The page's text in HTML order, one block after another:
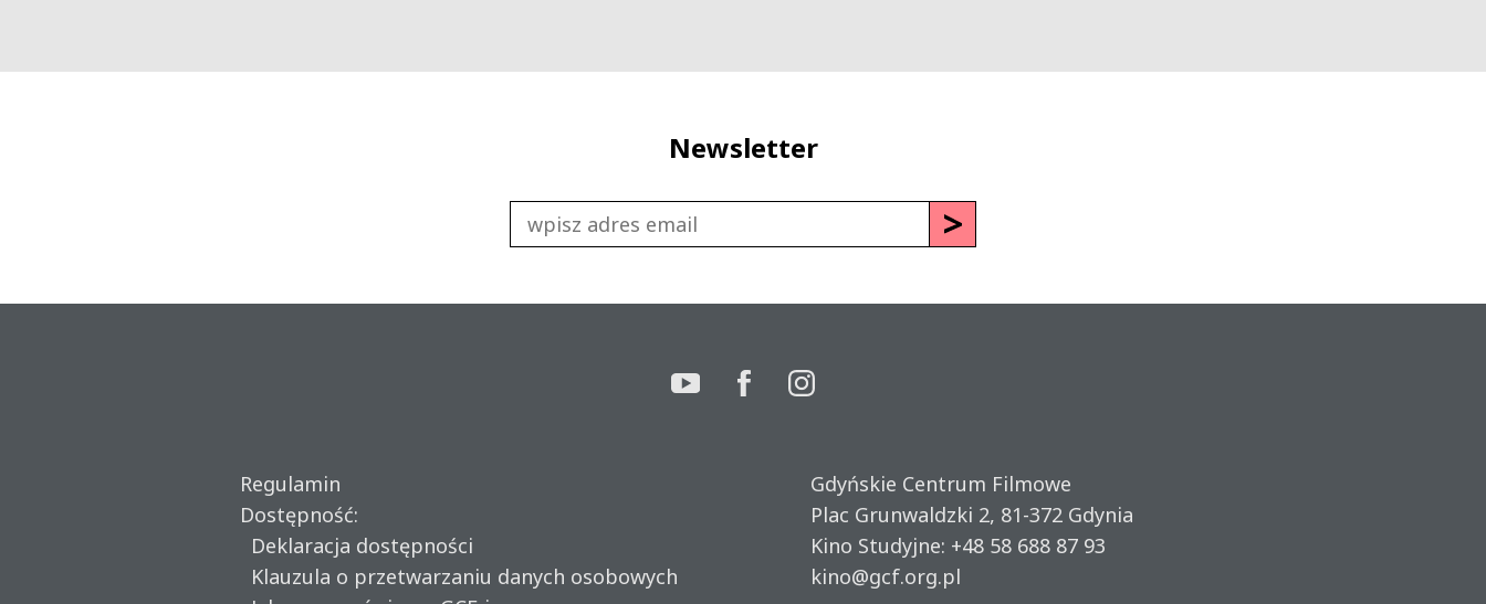
Newsletter
Regulamin
Dostępność:
Deklaracja dostępności
Klauzula o przetwarzaniu danych osobowych
Gdyńskie Centrum Filmowe
Plac Grunwaldzki 2, 81-372 Gdynia
Kino Studyjne: +48 58 688 87 93
kino@gcf.org.pl